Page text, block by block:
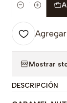
Cantidad
Mostrar
DESCRIPCIÓN